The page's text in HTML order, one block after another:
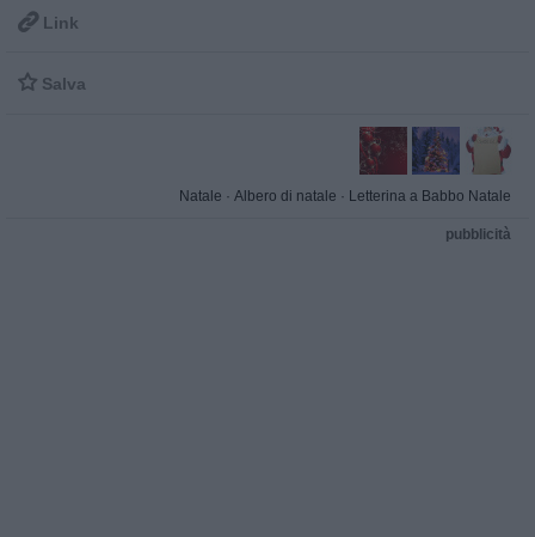
 Link
 Salva
Natale · Albero di natale · Letterina a Babbo Natale
pubblicità